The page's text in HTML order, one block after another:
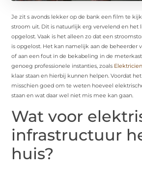
Je zit s avonds lekker op de bank een film te
stroom uit. Dit is natuurlijk erg vervelend en het
opgelost. Vaak is het alleen zo dat een
is opgelost. Het kan namelijk aan de beheerder
of aan een fout in de bekabeling in de
genoeg professionele instanties, zoals
klaar staan en hierbij kunnen helpen. Voordat
misschien goed om te weten hoeveel
staan en wat daar wel niet mis mee kan gaan.
Wat voor
infrastructuur
huis?